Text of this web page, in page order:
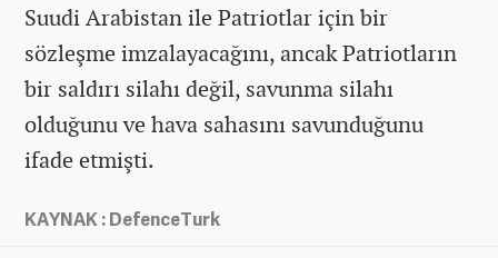
Suudi Arabistan ile Patriotlar için bir
sözleşme imzalayacağını, ancak Patriotların
bir saldırı silahı değil, savunma silahı
olduğunu ve hava sahasını savunduğunu
ifade etmişti.
KAYNAK : DefenceTurk